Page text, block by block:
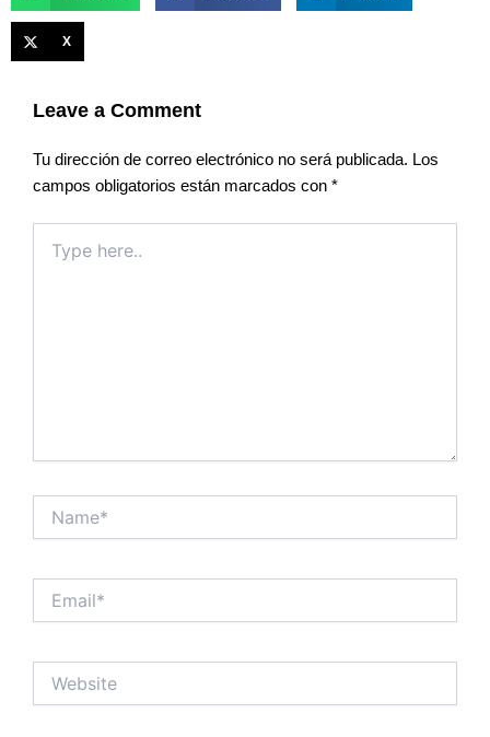
X
Leave a Comment
Tu dirección de correo electrónico no será publicada. Los
campos obligatorios están marcados con *
here..